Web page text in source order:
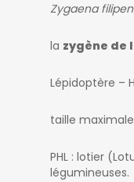
Zygaena
la zygène de
Lépidoptère –
taille
PHL : lotier
légumineuses.